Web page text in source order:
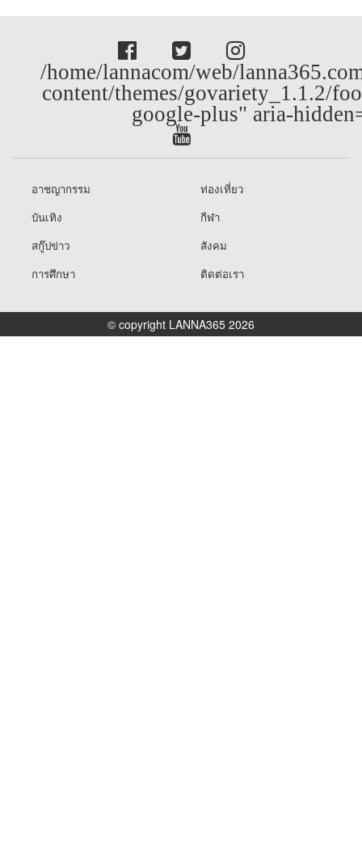
/home/lannacom/web/
content/themes/govariety_1.1.2/
google-plus" aria-
อาชญากรรม
ท่องเที่ยว
บันเทิง
กีฬา
สกู๊ปข่าว
สังคม
การศึกษา
ติดต่อเรา
© copyright LANNA365 2026